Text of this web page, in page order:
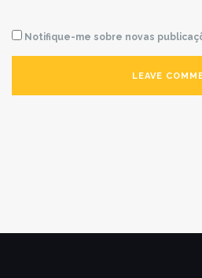
Notifique-me sobre novas